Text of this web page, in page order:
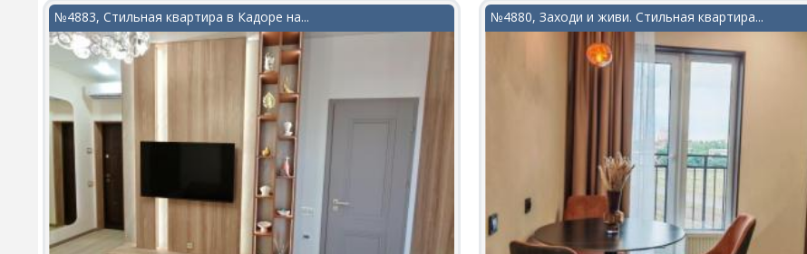
№4883, Стильная квартира в Кадоре на... №4880, Заходи и живи. Стильная квартира...